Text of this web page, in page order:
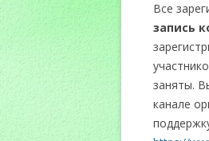
Все
запись
заняты.
канале